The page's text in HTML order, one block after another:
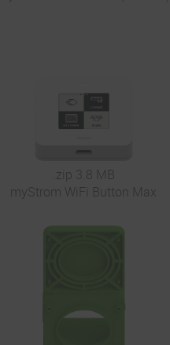
.zip 3.8 MB
myStrom WiFi Button Max